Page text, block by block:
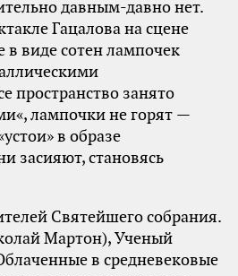
давным-давно нет.
Гацалова на сцене
в виде сотен лампочек
пространство занято
лампочки не горят —
в образе
засияют, становясь
Святейшего собрания.
Мартон), Ученый
в средневековые